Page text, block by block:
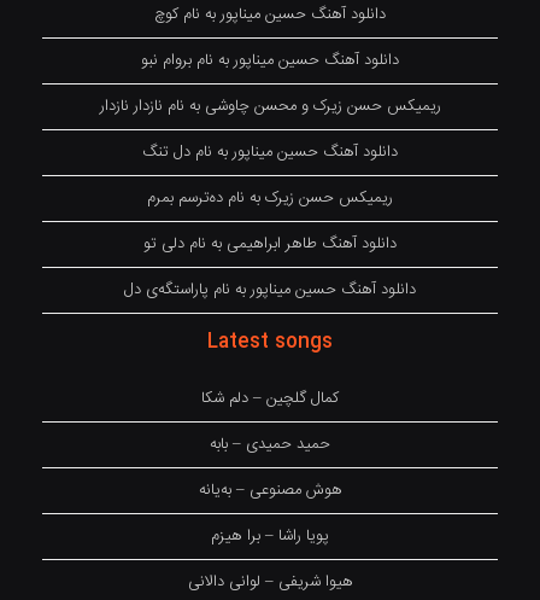
دانلود آهنگ حسین میناپور به نام کوچ
دانلود آهنگ حسین میناپور به نام بروام نبو
ریمیکس حسن زیرک و محسن چاوشی به نام نازدار نازدار
دانلود آهنگ حسین میناپور به نام دل تنگ
ریمیکس حسن زیرک به نام دەترسم بمرم
دانلود آهنگ طاهر ابراهیمی به نام دلی تو
دانلود آهنگ حسین میناپور به نام پاراستگەی دل
Latest songs
کمال گلچین – دلم شکا
حمید حمیدی – بابه
هوش مصنوعی – بەیانە
پویا راشا – برا هیزم
هیوا شریفی – لوانی دالانی